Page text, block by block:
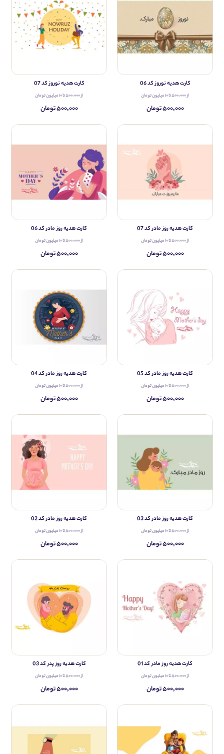
کارت هدیه نوروز کد 06
از ۵۰۰،۰۰۰ تا ۱۰ میلیون تومان
۵۰۰,۰۰۰ تومان
کارت هدیه نوروز کد 07
از ۵۰۰،۰۰۰ تا ۱۰ میلیون تومان
۵۰۰,۰۰۰ تومان
کارت هدیه روز مادر کد 07
از ۵۰۰،۰۰۰ تا ۱۰ میلیون تومان
۵۰۰,۰۰۰ تومان
کارت هدیه روز مادر کد 06
از ۵۰۰،۰۰۰ تا ۱۰ میلیون تومان
۵۰۰,۰۰۰ تومان
کارت هدیه روز مادر کد 05
از ۵۰۰،۰۰۰ تا ۱۰ میلیون تومان
۵۰۰,۰۰۰ تومان
کارت هدیه روز مادر کد 04
از ۵۰۰،۰۰۰ تا ۱۰ میلیون تومان
۵۰۰,۰۰۰ تومان
کارت هدیه روز مادر کد 03
از ۵۰۰،۰۰۰ تا ۱۰ میلیون تومان
۵۰۰,۰۰۰ تومان
کارت هدیه روز مادر کد 02
از ۵۰۰،۰۰۰ تا ۱۰ میلیون تومان
۵۰۰,۰۰۰ تومان
کارت هدیه روز مادر کد 01
از ۵۰۰،۰۰۰ تا ۱۰ میلیون تومان
۵۰۰,۰۰۰ تومان
کارت هدیه روز پدر کد 03
از ۵۰۰،۰۰۰ تا ۱۰ میلیون تومان
۵۰۰,۰۰۰ تومان